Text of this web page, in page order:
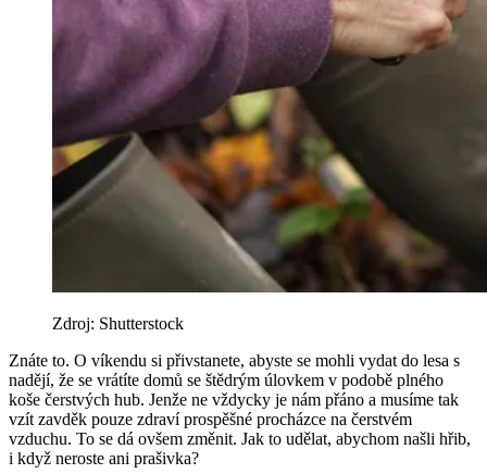
Zdroj: Shutterstock
Znáte to. O víkendu si přivstanete, abyste se mohli vydat do lesa s
nadějí, že se vrátíte domů se štědrým úlovkem v podobě plného
koše čerstvých hub. Jenže ne vždycky je nám přáno a musíme tak
vzít zavděk pouze zdraví prospěšné procházce na čerstvém
vzduchu. To se dá ovšem změnit. Jak to udělat, abychom našli hřib,
i když neroste ani prašivka?